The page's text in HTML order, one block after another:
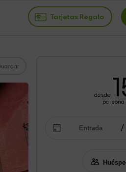
Tarjetas Regalo
desde
persona